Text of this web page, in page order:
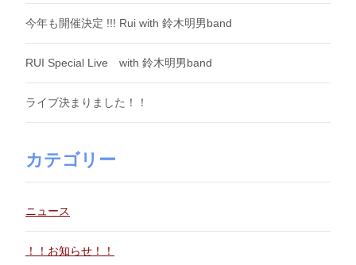
今年も開催決定 !!! Rui with 鈴木明男band
RUI Special Live with 鈴木明男band
ライブ決まりました！！
カテゴリー
ニュース
！！お知らせ！！